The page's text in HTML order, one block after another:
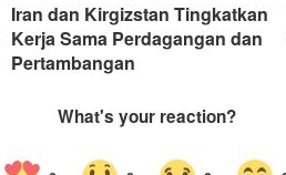
Iran dan Kirgizstan Tingkatkan
Kerja Sama Perdagangan dan
Pertambangan